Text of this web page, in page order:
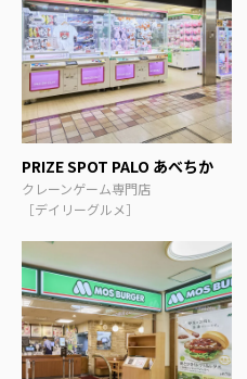
PRIZE SPOT PALO あべちか
クレーンゲーム専門店
［デイリーグルメ］